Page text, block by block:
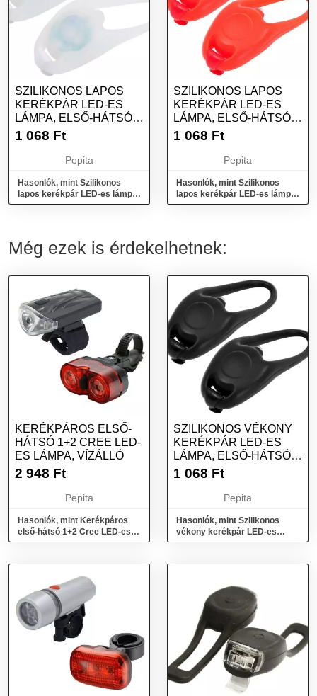
SZILIKONOS LAPOS
KERÉKPÁR LED-ES
LÁMPA, ELSŐ-HÁTSÓ -
FEHÉR
1 068 Ft
Pepita
Hasonlók, mint Szilikonos
lapos kerékpár LED-es lámpa,
első-hátsó - fehér
SZILIKONOS LAPOS
KERÉKPÁR LED-ES
LÁMPA, ELSŐ-HÁTSÓ -
PIROS
1 068 Ft
Pepita
Hasonlók, mint Szilikonos
lapos kerékpár LED-es lámpa,
első-hátsó - piros
Még ezek is érdekelhetnek:
KERÉKPÁROS ELSŐ-
HÁTSÓ 1+2 CREE LED-
ES LÁMPA, VÍZÁLLÓ
2 948 Ft
Pepita
Hasonlók, mint Kerékpáros
első-hátsó 1+2 Cree LED-es
lámpa, vízálló
SZILIKONOS VÉKONY
KERÉKPÁR LED-ES
LÁMPA, ELSŐ-HÁTSÓ -
FEKETE
1 068 Ft
Pepita
Hasonlók, mint Szilikonos
vékony kerékpár LED-es
lámpa, első-hátsó - fekete